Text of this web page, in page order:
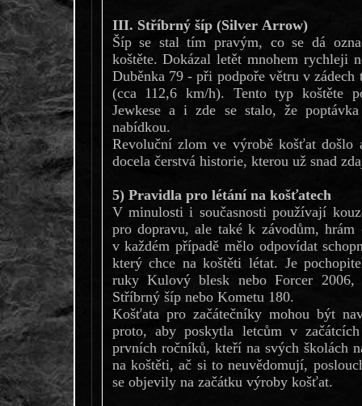
III. Stříbrný šíp (Silver Arrow)
Šíp se stal tím pravým, co se dá
koštěte. Dokázal letět mnohem rychleji
Duběnka 79 - při podpoře větru v
(cca 112,6 km/h). Tento typ koštěte
Jewkese a i zde se stalo, že
nabídkou.
Revoluční zlom ve výrobě košťat došlo
docela čerstvá historie, kterou už snad
5) Pravidla pro létání na košťatech
V minulosti i současnosti používají
pro dopravu, ale také k závodům,
v každém případě mělo odpovídat
který chce na koštěti létat. Je
ruky Kulový blesk nebo Forcer
Stříbrný šíp nebo Kometu 180.
Košťata pro začátečníky mohou být
proto, aby poskytla letcům v
prvních ročníků, kteří na svých školách
na koštěti, ač si to neuvědomují,
se objevily na začátku výroby košťat.